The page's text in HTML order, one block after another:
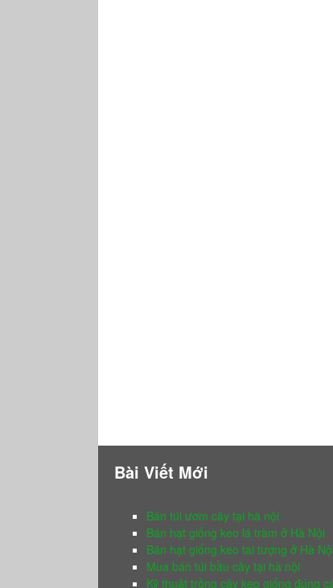
Bài Viết Mới
Bán túi ươm cây tại hà nội
Bán hạt giống keo lá tràm ở Hà Nội
Bán hạt giống keo tai tượng ở Hà
Mua bán túi bầu cây tại hà nội
Kỹ thuật trồng cây keo giống đúng